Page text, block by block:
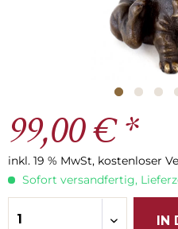
99,00 € *
inkl. 19 % MwSt, kostenloser
Sofort versandfertig,
IN